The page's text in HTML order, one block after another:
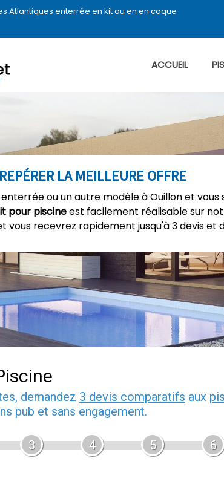
Atlantiques enterrée en kit ou en en coque
ACCUEIL
LA MEILLEURE OFFRE
ou un autre modèle à Ouillon et
pour piscineest facilement réalisable sur
vous recevrez rapidement jusqu'à 3 devis et
demandez 3 devis comparatifs aux
pub et sans engagement.
3 4 5 6